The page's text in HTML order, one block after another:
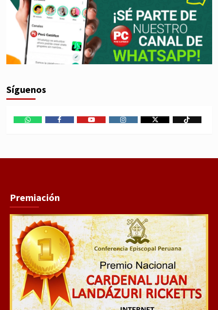
Síguenos
Premiación